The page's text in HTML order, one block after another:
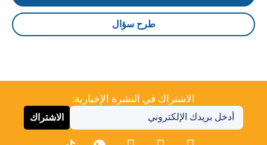
طرح سؤال
الاشتراك في النشرة الإخبارية:
الاشتراك